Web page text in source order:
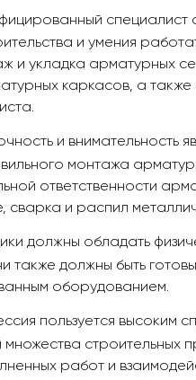
специалист
и умения
и укладка арматурных
каркасов, а
и внимательность
монтажа
ответственности
сварка и распил
должны обладать
также должны быть
оборудованием.
пользуется высоким
строительных
работ и